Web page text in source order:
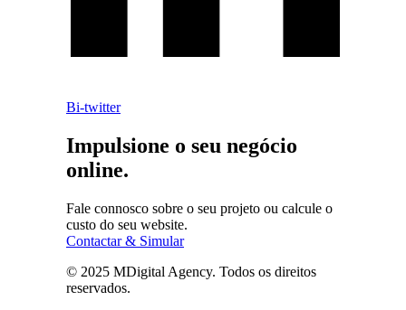
Bi-twitter
Impulsione o seu negócio
online.
Fale connosco sobre o seu projeto ou calcule o
custo do seu website.
Contactar & Simular
© 2025 MDigital Agency. Todos os direitos
reservados.